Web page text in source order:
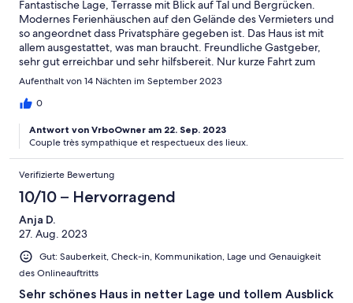
Fantastische Lage, Terrasse mit Blick auf Tal und Bergrücken.
Modernes Ferienhäuschen auf den Gelände des Vermieters und
so angeordnet dass Privatsphäre gegeben ist. Das Haus ist mit
allem ausgestattet, was man braucht. Freundliche Gastgeber,
sehr gut erreichbar und sehr hilfsbereit. Nur kurze Fahrt zum
Meer— wir hatten einen perfekten Aufenthalt von 2 Wochen
und uns prima erholt. Würden jederzeit wieder kommen.
Aufenthalt von 14 Nächten im September 2023
0
Antwort von VrboOwner am 22. Sep. 2023
Couple très sympathique et respectueux des lieux.
Verifizierte Bewertung
10/10 – Hervorragend
Anja D.
27. Aug. 2023
Gut: Sauberkeit, Check-in, Kommunikation, Lage und Genauigkeit
des Onlineauftritts
Sehr schönes Haus in netter Lage und tollem Ausblick